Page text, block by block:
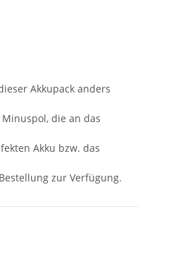
Akkupack anders
die an das
Akku bzw. das
zur Verfügung.